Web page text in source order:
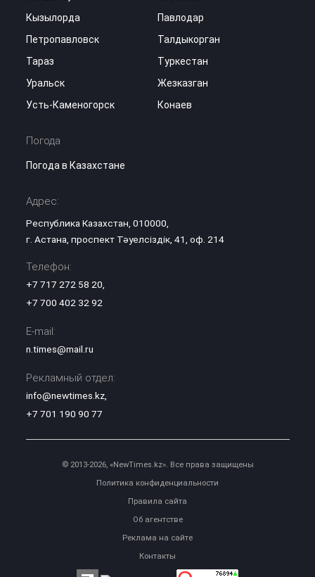
Кызылорда
Павлодар
Петропавловск
Талдыкорган
Тараз
Туркестан
Уральск
Жезказган
Усть-Каменогорск
Конаев
Погода
Погода в Казахстане
Адрес:
Республика Казахстан, 010000,
г. Астана, проспект Тәуелсіздік, 41, оф. 214
Телефон:
+7 717 272 58 20,
+7 700 402 32 92
E-mail:
n.times@mail.ru
Рекламный отдел:
info@newtimes.kz,
+7 701 190 90 77
© 2013-2026, «NewTimes.kz». Все права защищены
Политика конфиденциальности
Правила сайта
Об агентстве
Реклама на сайте
Контакты